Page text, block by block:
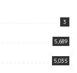
3
5,689
5,035